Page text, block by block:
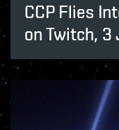
CCP Flies
on Twitch, 3